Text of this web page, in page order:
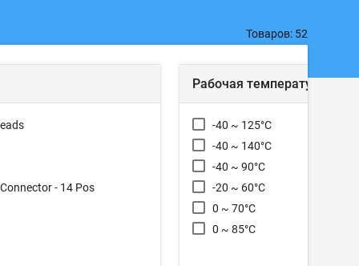
Товаров: 52
- 14 Pos
Рабочая температура
-40 ~ 125°C
-40 ~ 140°C
-40 ~ 90°C
-20 ~ 60°C
0 ~ 70°C
0 ~ 85°C